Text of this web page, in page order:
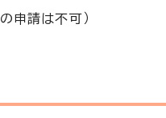
申請は不可）